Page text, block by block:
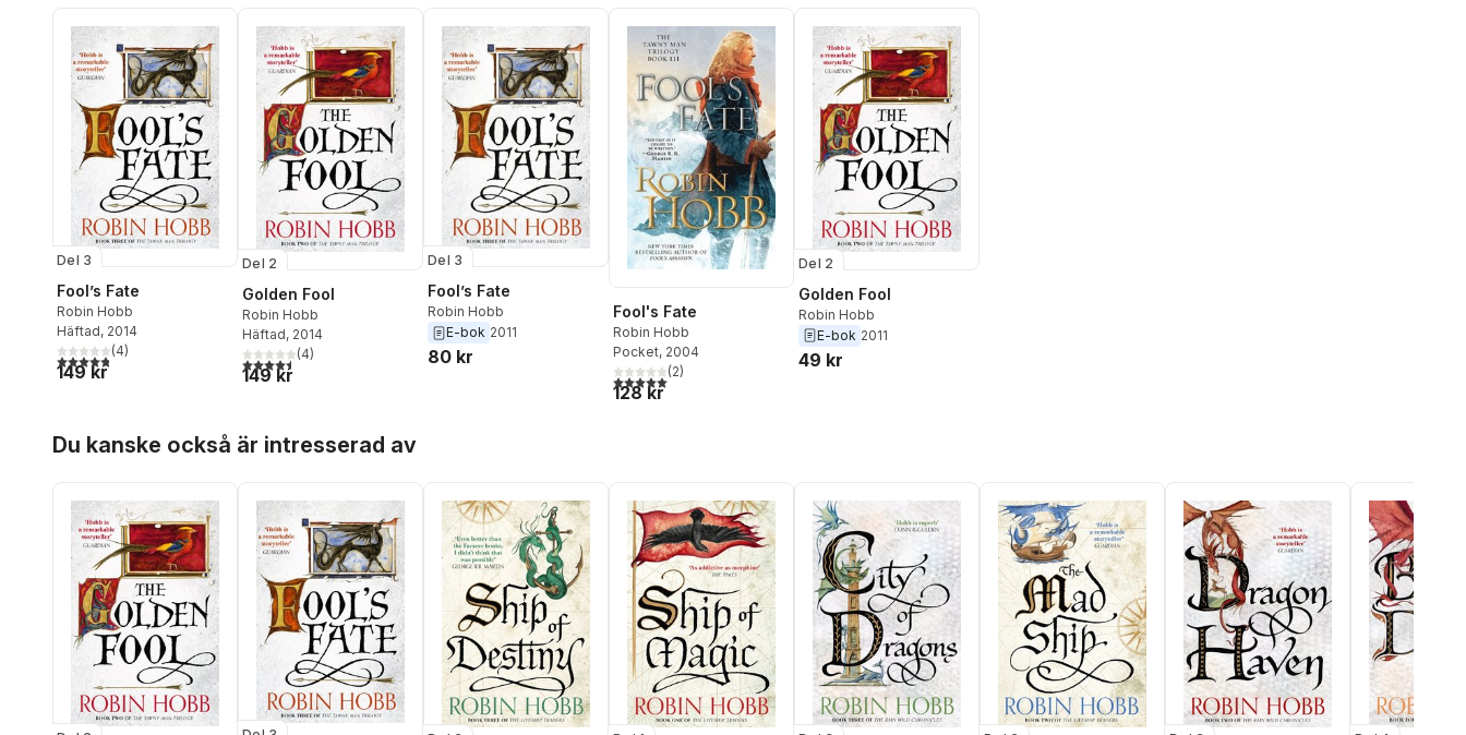
Del 3
Fool’s Fate
Robin Hobb
Häftad, 2014
4,8utav 5 stjärnor. Totalt antal röster:
(4)
149 kr
Del 2
Golden Fool
Robin Hobb
Häftad, 2014
4,5utav 5 stjärnor. Totalt antal röster:
(4)
149 kr
Del 3
Fool’s Fate
Robin Hobb
E-bok 2011
80 kr
Fool's Fate
Robin Hobb
Pocket, 2004
5,0utav 5 stjärnor. Totalt antal röster:
(2)
128 kr
Del 2
Golden Fool
Robin Hobb
E-bok 2011
49 kr
Du kanske också är intresserad av